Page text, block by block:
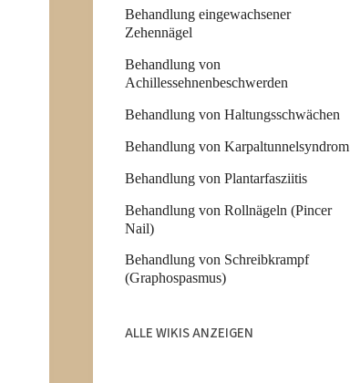
Behandlung eingewachsener
Zehennägel
Behandlung von
Achillessehnenbeschwerden
Behandlung von Haltungsschwächen
Behandlung von Karpaltunnelsyndrom
Behandlung von Plantarfasziitis
Behandlung von Rollnägeln (Pincer
Nail)
Behandlung von Schreibkrampf
(Graphospasmus)
ALLE WIKIS ANZEIGEN